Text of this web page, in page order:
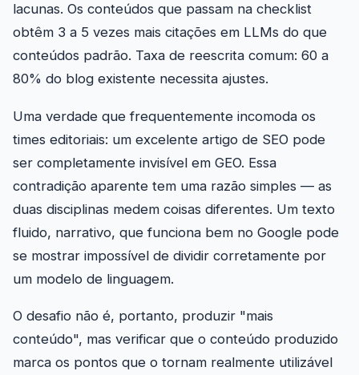
lacunas. Os conteúdos que passam na checklist
obtêm 3 a 5 vezes mais citações em LLMs do que
conteúdos padrão. Taxa de reescrita comum: 60 a
80% do blog existente necessita ajustes.
Uma verdade que frequentemente incomoda os
times editoriais: um excelente artigo de SEO pode
ser completamente invisível em GEO. Essa
contradição aparente tem uma razão simples — as
duas disciplinas medem coisas diferentes. Um texto
fluido, narrativo, que funciona bem no Google pode
se mostrar impossível de dividir corretamente por
um modelo de linguagem.
O desafio não é, portanto, produzir "mais
conteúdo", mas verificar que o conteúdo produzido
marca os pontos que o tornam realmente utilizável